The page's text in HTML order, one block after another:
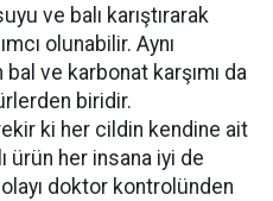
ve balı karıştırarak
olunabilir. Aynı
ve karbonat karşımı da
biridir.
ki her cildin kendine ait
ürün her insana iyi de
doktor kontrolünden